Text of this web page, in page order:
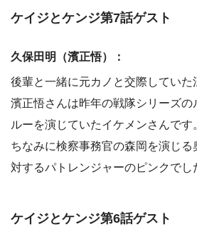
ケイジとケンジ第7話ゲスト
久保田明（濱正悟）：
後輩と一緒に元カノと交際していた
濱正悟さんは昨年の戦隊シリーズ
ルーを演じていたイケメンさんです
ちなみに検察事務官の森岡を演じ
対するパトレンジャーのピンクでし
ケイジとケンジ第6話ゲスト